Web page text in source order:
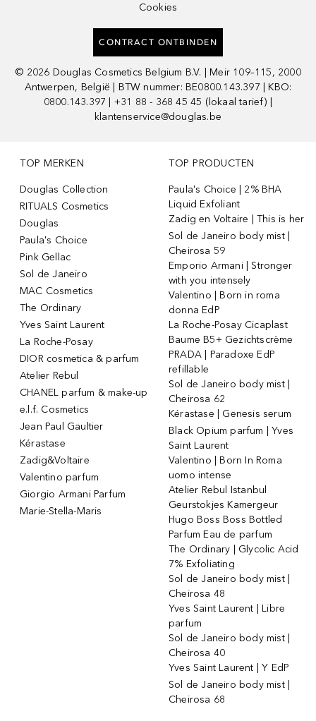
Cookies
CONTRACT ONTBINDEN
© 2026 Douglas Cosmetics Belgium B.V. | Meir 109–115, 2000
Antwerpen, België | BTW nummer: BE0800.143.397 | KBO:
0800.143.397 | +31 88 - 368 45 45 (lokaal tarief) |
klantenservice@douglas.be
TOP MERKEN
Douglas Collection
RITUALS Cosmetics
Douglas
Paula's Choice
Pink Gellac
Sol de Janeiro
MAC Cosmetics
The Ordinary
Yves Saint Laurent
La Roche-Posay
DIOR cosmetica & parfum
Atelier Rebul
CHANEL parfum & make-up
e.l.f. Cosmetics
Jean Paul Gaultier
Kérastase
Zadig&Voltaire
Valentino parfum
Giorgio Armani Parfum
Marie-Stella-Maris
TOP PRODUCTEN
Paula's Choice | 2% BHA
Liquid Exfoliant
Zadig en Voltaire | This is her
Sol de Janeiro body mist |
Cheirosa 59
Emporio Armani | Stronger
with you intensely
Valentino | Born in roma
donna EdP
La Roche-Posay Cicaplast
Baume B5+ Gezichtscrème
PRADA | Paradoxe EdP
refillable
Sol de Janeiro body mist |
Cheirosa 62
Kérastase | Genesis serum
Black Opium parfum | Yves
Saint Laurent
Valentino | Born In Roma
uomo intense
Atelier Rebul Istanbul
Geurstokjes Kamergeur
Hugo Boss Boss Bottled
Parfum Eau de parfum
The Ordinary | Glycolic Acid
7% Exfoliating
Sol de Janeiro body mist |
Cheirosa 48
Yves Saint Laurent | Libre
parfum
Sol de Janeiro body mist |
Cheirosa 40
Yves Saint Laurent | Y EdP
Sol de Janeiro body mist |
Cheirosa 68